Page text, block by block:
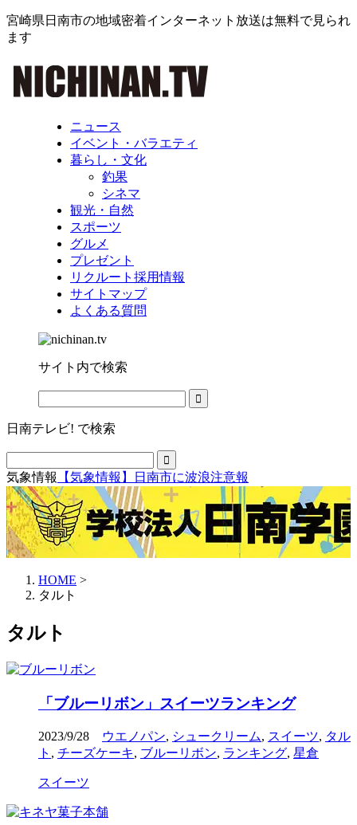
宮崎県日南市の地域密着インターネット放送は無料で見られ
ます
ニュース
イベント・バラエティ
暮らし・文化
釣果
シネマ
観光・自然
スポーツ
グルメ
プレゼント
リクルート採用情報
サイトマップ
よくある質問
サイト内で検索
日南テレビ! で検索
気象情報 【気象情報】日南市に波浪注意報
HOME >
タルト
タルト
「ブルーリボン」スイーツランキング
2023/9/28 ウエノパン, シュークリーム, スイーツ, タル
ト , チーズケーキ, ブルーリボン, ランキング, 星倉
スイーツ